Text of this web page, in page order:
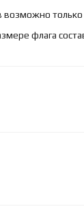
возможно
флага